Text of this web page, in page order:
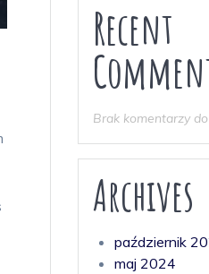
Recent
Brak komentarzy
Archives
październik
maj 2024